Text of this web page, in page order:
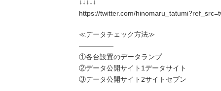
↓↓↓↓↓
https://twitter.com/
≪データチェック方法≫
―――――
①各台設置のデータランプ
②データ公開サイト1データサイト
③データ公開サイト2サイトセブン